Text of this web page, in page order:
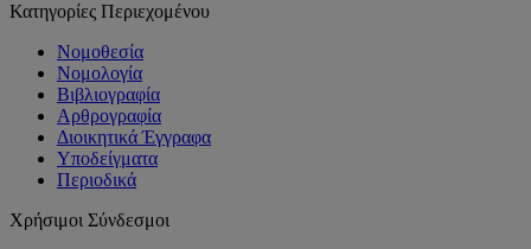
Κατηγορίες Περιεχομένου
Νομοθεσία
Νομολογία
Βιβλιογραφία
Αρθρογραφία
Διοικητικά Έγγραφα
Υποδείγματα
Περιοδικά
Χρήσιμοι Σύνδεσμοι